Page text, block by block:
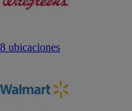
8 ubicaciones